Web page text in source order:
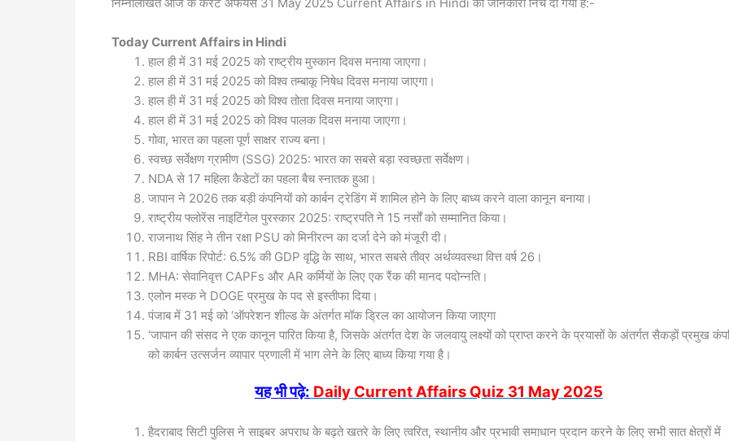
TodayCurrent Affairs in Hindi
हाल ही में 31 मई 2025 को राष्ट्रीय मुस्कान दिवस मनाया जाएगा।
हाल ही में 31 मई 2025 को विश्व तम्बाकू निषेध दिवस मनाया जाएगा।
हाल ही में 31 मई 2025 को विश्व तोता दिवस मनाया जाएगा।
हाल ही में 31 मई 2025 को विश्व पालक दिवस मनाया जाएगा।
गोवा, भारत का पहला पूर्ण साक्षर राज्य बना।
स्वच्छ सर्वेक्षण ग्रामीण (SSG) 2025: भारत का सबसे बड़ा स्वच्छता सर्वेक्षण।
NDA से 17 महिला कैडेटों का पहला बैच स्नातक हुआ।
जापान ने 2026 तक बड़ी कंपनियों को कार्बन ट्रेडिंग में शामिल होने के लिए बाध्य करने वाला कानून बनाया।
राष्ट्रीय फ्लोरेंस नाइटिंगेल पुरस्कार 2025: राष्ट्रपति ने 15 नर्सों को सम्मानित किया।
राजनाथ सिंह ने तीन रक्षा PSU को मिनीरत्न का दर्जा देने को मंजूरी दी।
RBI वार्षिक रिपोर्ट: 6.5% की GDP वृद्धि के साथ, भारत सबसे तीव्र अर्थव्यवस्था वित्त वर्ष 26।
MHA: सेवानिवृत्त CAPFs और AR कर्मियों के लिए एक रैंक की मानद पदोन्नति।
एलोन मस्क ने DOGE प्रमुख के पद से इस्तीफा दिया।
पंजाब में 31 मई को ‘ऑपरेशन शील्ड के अंतर्गत मॉक ड्रिल का आयोजन किया जाएगा
‘जापान की संसद ने एक कानून पारित किया है, जिसके अंतर्गत देश के जलवायु लक्ष्यों को प्राप्त करने के प्रयासों के अंतर्गत सैकड़ों प्रमुख
को कार्बन उत्सर्जन व्यापार प्रणाली में भाग लेने के लिए बाध्य किया गया है।
यह भी पढ़े: Daily Current Affairs Quiz 31 May 2025
हैदराबाद सिटी पुलिस ने साइबर अपराध के बढ़ते खतरे के लिए त्वरित, स्थानीय और प्रभावी समाधान प्रदान करने के लिए सभी सात क्षेत्रों में